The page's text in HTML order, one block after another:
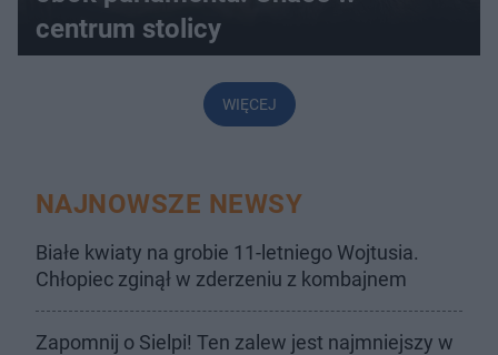
centrum stolicy
WIĘCEJ
NAJNOWSZE NEWSY
Białe kwiaty na grobie 11-letniego Wojtusia.
Chłopiec zginął w zderzeniu z kombajnem
Zapomnij o Sielpi! Ten zalew jest najmniejszy w